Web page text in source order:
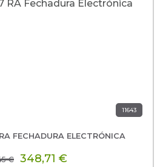
11643
FECHADURA ELECTRÓNICA
€ 348,71 €